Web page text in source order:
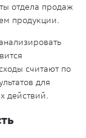
отдела продаж
продукции.
считают по
для
действий.